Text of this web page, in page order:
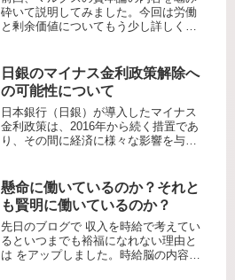
砕いて説明してみました。今回は労働
と剰余価値についてもう少し詳しく説
す。その工場では工場労働者が日給
10,000円で働いています。ある日、...
日銀のマイナス金利政策解除へ
の可能性について
日本銀行（日銀）が導入したマイナス
金利政策は、2016年から続く措置であ
り、その間に経済に様々な影響を与え
銀がマイナス金利政策を解除する可能
性があることが示唆されています。...
懸命に働いているのか？それと
も賢明に働いているのか？
先日のブログで 収入を時給で考えてい
るといつまでも裕福になれない理由と
は をアップしました。時給脳の内容に